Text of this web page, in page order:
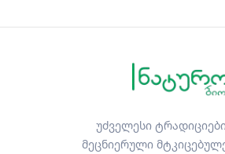
უძველესი
მეცნიერული